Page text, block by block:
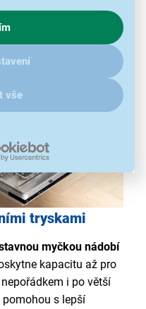
reklam. Pokud vás
dalšími údaji pracujeme,
vše
tryskami
myčkou nádobí
kapacitu až pro
i po větší
pomohou s lepší